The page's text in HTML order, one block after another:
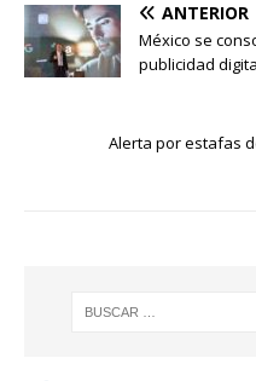
ANTERIOR
México se
publicidad
Alerta por estafas